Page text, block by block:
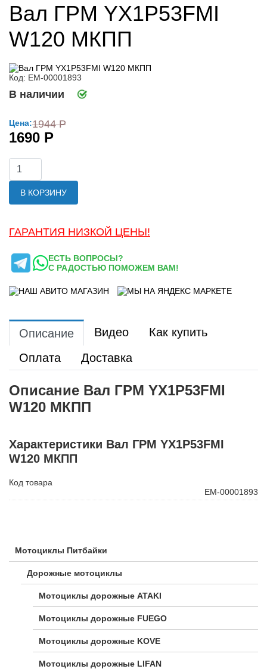
Мотоциклы Питбайки
Дорожные мотоциклы
Мотоциклы дорожные ATAKI
Мотоциклы дорожные FUEGO
Мотоциклы дорожные KOVE
Мотоциклы дорожные LIFAN
Вал ГРМ YX1P53FMI
W120 МКПП
Код: ЕМ-00001893
В наличии
Цена:1944 Р
1690 Р
В КОРЗИНУ
ГАРАНТИЯ НИЗКОЙ ЦЕНЫ!
ЕСТЬ ВОПРОСЫ?
С РАДОСТЬЮ ПОМОЖЕМ ВАМ!
Описание Видео
Как купить
Оплата
Доставка
Описание Вал ГРМ YX1P53FMI
W120 МКПП
Характеристики Вал ГРМ YX1P53FMI
W120 МКПП
Код товара
ЕМ-00001893